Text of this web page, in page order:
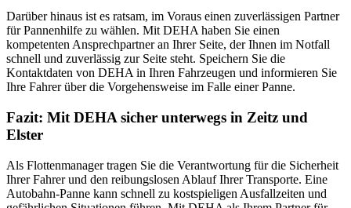
Darüber hinaus ist es ratsam, im Voraus einen zuverlässigen Partner
für Pannenhilfe zu wählen. Mit DEHA haben Sie einen
kompetenten Ansprechpartner an Ihrer Seite, der Ihnen im Notfall
schnell und zuverlässig zur Seite steht. Speichern Sie die
Kontaktdaten von DEHA in Ihren Fahrzeugen und informieren Sie
Ihre Fahrer über die Vorgehensweise im Falle einer Panne.
Fazit: Mit DEHA sicher unterwegs in Zeitz und
Elster
Als Flottenmanager tragen Sie die Verantwortung für die Sicherheit
Ihrer Fahrer und den reibungslosen Ablauf Ihrer Transporte. Eine
Autobahn-Panne kann schnell zu kostspieligen Ausfallzeiten und